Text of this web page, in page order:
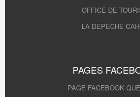
OFFICE DE
LA DEPÊCHE
PAGES
PAGE FACEBOOK